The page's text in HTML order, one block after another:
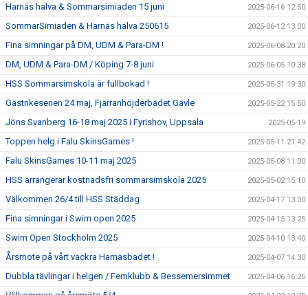
Harnäs halva & Sommarsimiaden 15 juni 2025-06-16 12:50
SommarSimiaden & Harnäs halva 250615 2025-06-12 13:00
Fina simningar på DM, UDM & Para-DM ! 2025-06-08 20:20
DM, UDM & Para-DM / Köping 7-8 juni 2025-06-05 10:38
HSS Sommarsimskola är fullbokad ! 2025-05-31 19:30
Gästrikeserien 24 maj, Fjärranhöjderbadet Gävle 2025-05-22 15:50
Jöns Svanberg 16-18 maj 2025 i Fyrishov, Uppsala 2025-05-19
Toppen helg i Falu SkinsGames ! 2025-05-11 21:42
Falu SkinsGames 10-11 maj 2025 2025-05-08 11:00
HSS arrangerar kostnadsfri sommarsimskola 2025 2025-05-02 15:10
Välkommen 26/4 till HSS Städdag 2025-04-17 13:00
Fina simningar i Swim open 2025 2025-04-15 13:25
Swim Open Stockholm 2025 2025-04-10 13:40
Årsmöte på vårt vackra Harnäsbadet ! 2025-04-07 14:30
Dubbla tävlingar i helgen / Femklubb & Bessemersimmet 2025-04-06 16:25